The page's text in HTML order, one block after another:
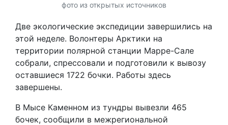
фото из открытых источников
Две экологические экспедиции завершились на
этой неделе. Волонтеры Арктики на
территории полярной станции Марре-Сале
собрали, спрессовали и подготовили к вывозу
оставшиеся 1722 бочки. Работы здесь
завершены.
В Мысе Каменном из тундры вывезли 465
бочек, сообщили в межрегиональной